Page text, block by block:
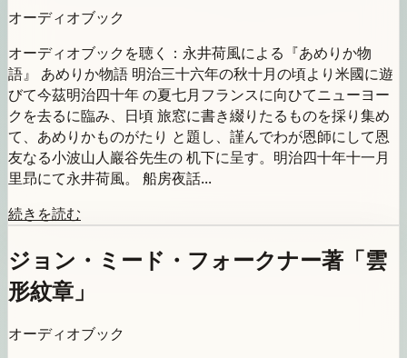
オーディオブック
オーディオブックを聴く：永井荷風による『あめりか物
語』 あめりか物語 明治三十六年の秋十月の頃より米國に遊
びて今茲明治四十年 の夏七月フランスに向ひてニューヨー
クを去るに臨み、日頃 旅窓に書き綴りたるものを採り集め
て、あめりかものがたり と題し、謹んでわが恩師にして恩
友なる小波山人巖谷先生の 机下に呈す。明治四十年十一月
里昻にて永井荷風。 船房夜話...
続きを読む
ジョン・ミード・フォークナー著「雲
形紋章」
オーディオブック